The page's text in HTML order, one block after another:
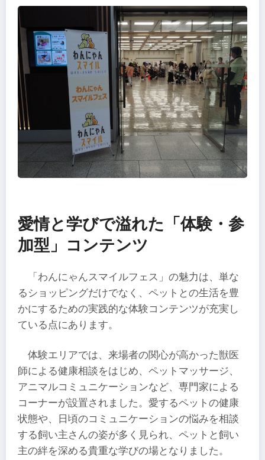
愛情と学びで溢れた「体験・参
加型」コンテンツ
「わんにゃんスマイルフェス」の魅力は、単な
るショッピングだけでなく、ペットとの生活を豊
かにするための実践的な体験コンテンツが充実し
ている点にあります。
体験エリアでは、来場者の関心が高かった獣医
師による健康相談をはじめ、ペットマッサージ、
アニマルコミュニケーションなど、専門家による
コーナーが設置されました。愛するペットの健康
状態や、日頃のコミュニケーションの悩みを相談
する飼い主さんの姿が多く見られ、ペットと飼い
主の絆を深める貴重な学びの場となりました。